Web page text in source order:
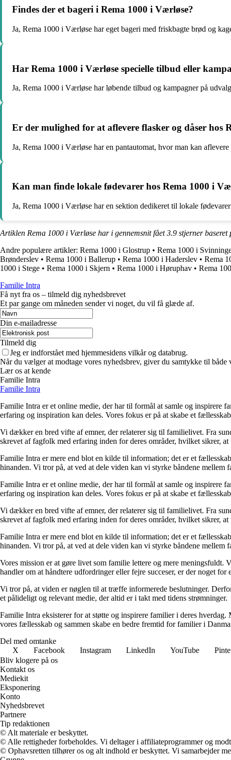
Findes der et bageri i Rema 1000 i Værløse?
Ja, Rema 1000 i Værløse har eget bageri med friskbagte brød og
Har Rema 1000 i Værløse specielle tilbud eller
Ja, Rema 1000 i Værløse har løbende tilbud og kampagner på
Er der mulighed for at aflevere flasker og dåser hos
Ja, Rema 1000 i Værløse har en pantautomat, hvor man kan
Kan man finde lokale fødevarer hos Rema 1000 i
Ja, Rema 1000 i Værløse har en sektion dedikeret til lokale
Artiklen Rema 1000 i Værløse har i gennemsnit fået3.9 stjerner baseret
Andre populære artikler: Rema 1000 i Glostrup • Rema 1000 i
Brønderslev • Rema 1000 i Ballerup • Rema 1000 i Haderslev • Rema
1000 i Stege • Rema 1000 i Skjern • Rema 1000 i Høruphav • Rema
Familie Intra
Få nyt fra os – tilmeld dig nyhedsbrevet
Et par gange om måneden sender vi noget, du vil få glæde af.
Din e-mailadresse
Tilmeld dig
Jeg er indforstået med hjemmesidens vilkår og databrug.
Når du vælger at modtage vores nyhedsbrev, giver du samtykke til
Lær os at kende
Familie Intra
Familie Intra
Familie Intra er et online medie, der har til formål at samle og
erfaring og inspiration kan deles. Vores fokus er på at skabe et
Vi dækker en bred vifte af emner, der relaterer sig til familielivet. Fra
skrevet af fagfolk med erfaring inden for deres områder, hvilket sikrer,
Familie Intra er mere end blot en kilde til information; det er et
hinanden. Vi tror på, at ved at dele viden kan vi styrke båndene mellem
Familie Intra er et online medie, der har til formål at samle og
erfaring og inspiration kan deles. Vores fokus er på at skabe et
Vi dækker en bred vifte af emner, der relaterer sig til familielivet. Fra
skrevet af fagfolk med erfaring inden for deres områder, hvilket sikrer,
Familie Intra er mere end blot en kilde til information; det er et
hinanden. Vi tror på, at ved at dele viden kan vi styrke båndene mellem
Vores mission er at gøre livet som familie lettere og mere
handler om at håndtere udfordringer eller fejre succeser, er der noget for
Vi tror på, at viden er nøglen til at træffe informerede beslutninger.
et pålideligt og relevant medie, der altid er i takt med tidens strømninger.
Familie Intra eksisterer for at støtte og inspirere familier i deres
vores fællesskab og sammen skabe en bedre fremtid for familier i
Del med omtanke
X
Facebook Instagram LinkedIn YouTube
Bliv klogere på os
Kontakt os
Mediekit
Eksponering
Konto
Nyhedsbrevet
Partnere
Tip redaktionen
© Alt materiale er beskyttet.
© Alle rettigheder forbeholdes. Vi deltager i affiliateprogrammer og
© Ophavsretten tilhører os og alt indhold er beskyttet. Vi samarbejder